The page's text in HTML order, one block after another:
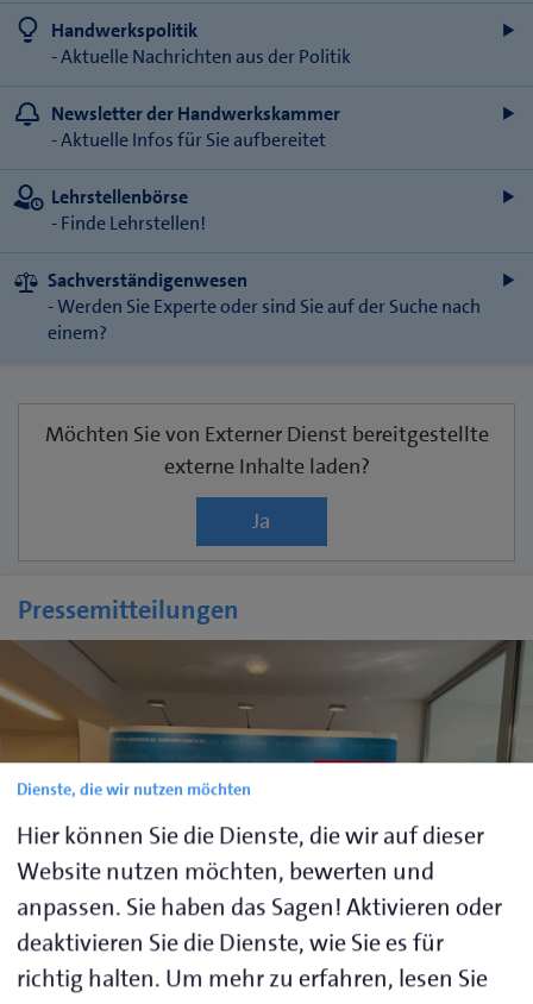
Handwerkspolitik
- Aktuelle Nachrichten aus der Politik
Newsletter der Handwerkskammer
- Aktuelle Infos für Sie aufbereitet
Lehrstellenbörse
- Finde Lehrstellen!
Sachverständigenwesen
- Werden Sie Experte oder sind Sie auf der Suche nach
einem?
Möchten Sie von Externer Dienst bereitgestellte
externe Inhalte laden?
Ja
Pressemitteilungen
Dienste, die wir nutzen möchten
Hier können Sie die Dienste, die wir auf dieser
Website nutzen möchten, bewerten und
anpassen. Sie haben das Sagen! Aktivieren oder
deaktivieren Sie die Dienste, wie Sie es für
richtig halten. Um mehr zu erfahren, lesen Sie